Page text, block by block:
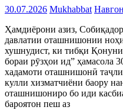
30.07.2026 Mukhabbat
Ҳамдиёрони азиз,
давлатии оташнишонии
хушнудист, ки тибқи
бораи рӯзҳои ид” ҳамасола
хадамоти оташнишонӣ
кулли хизматчиёни баору
оташнишониро бо иди
бароятон пеш аз